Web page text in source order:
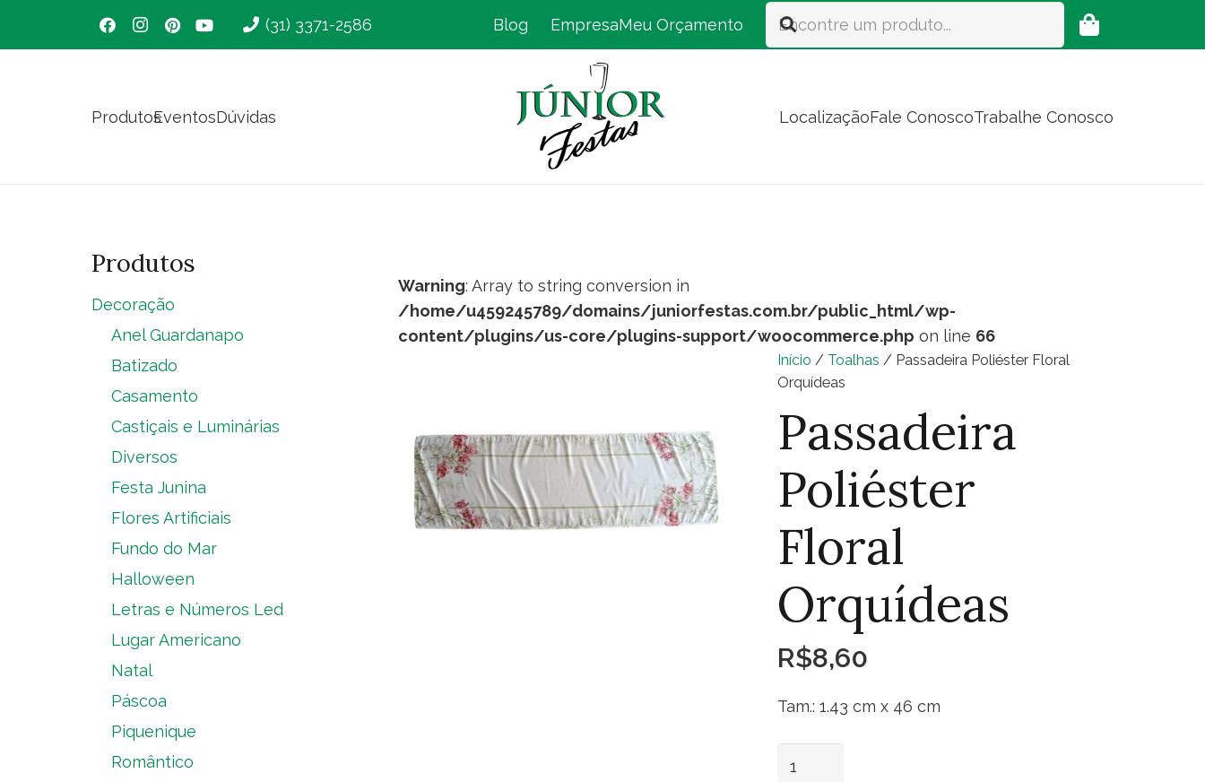
(31) 3371-2586 Blog EmpresaMeu Orçamento
ProdutosEventosDúvidas LocalizaçãoFale ConoscoTrabalhe Conosco
Warning: Array to string conversion in
/home/u459245789/domains/juniorfestas.com.br/public_html/wp-
content/plugins/us-core/plugins-support/woocommerce.php on line 66
Início / Toalhas / Passadeira Poliéster Floral
Orquídeas
Passadeira
Poliéster
Floral
Orquídeas
R$8,60
Tam.: 1.43 cm x 46 cm
Produtos
Decoração
Anel Guardanapo
Batizado
Casamento
Castiçais e Luminárias
Diversos
Festa Junina
Flores Artificiais
Fundo do Mar
Halloween
Letras e Números Led
Lugar Americano
Natal
Páscoa
Piquenique
Romântico